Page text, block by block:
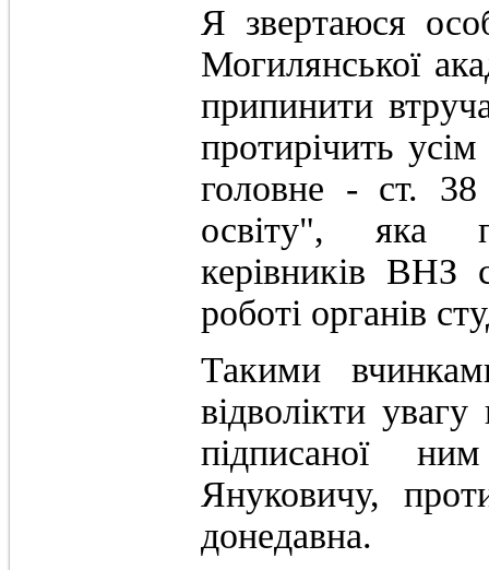
Я звертаюся
Могилянської
припинити
протирічить
головне - ст.
освіту", яка
керівників ВНЗ
роботі органів
Такими
відволікти
підписаної
Януковичу,
донедавна.